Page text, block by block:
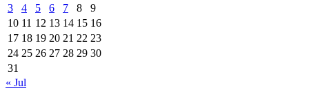
3
4 5 6 7 8
9
10 11 12 13 14 15 16
17 18 19 20 21 22 23
24 25 26 27 28 29 30
31
« Jul